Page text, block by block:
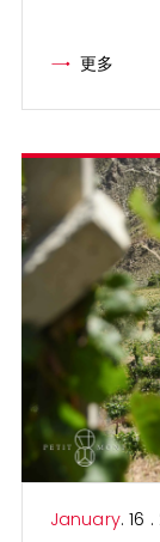
更多
January. 16